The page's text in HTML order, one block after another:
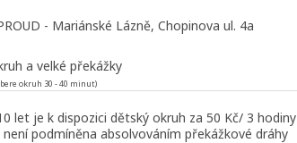
- Mariánské Lázně, Chopinova ul. 4a
a velké překážky
okruh 30 - 40 minut)
let je k dispozici dětský okruh za 50 Kč/ 3 hodiny
není podmíněna absolvováním překážkové dráhy